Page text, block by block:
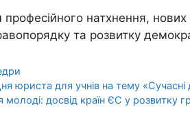
натхнення, нових
та розвитку
юриста для учнів на тему
досвід країн ЄС у розвитку